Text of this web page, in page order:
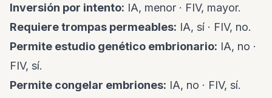
Inversión por intento: IA, menor · FIV, mayor.
Requiere trompas permeables: IA, sí · FIV, no.
Permite estudio genético embrionario: IA, no ·
FIV, sí.
Permite congelar embriones: IA, no · FIV, sí.